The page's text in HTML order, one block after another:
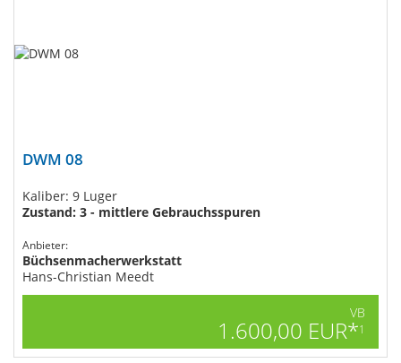
DWM 08
Kaliber: 9 Luger
Zustand: 3 - mittlere Gebrauchsspuren
Anbieter:
Büchsenmacherwerkstatt
Hans-Christian Meedt
VB
1.600,00 EUR*1